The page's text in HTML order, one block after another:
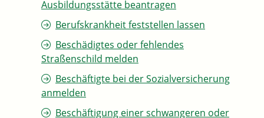
Ausbildungsstätte beantragen
Berufskrankheit feststellen lassen
Beschädigtes oder fehlendes
Straßenschild melden
Beschäftigte bei der Sozialversicherung
anmelden
Beschäftigung einer schwangeren oder